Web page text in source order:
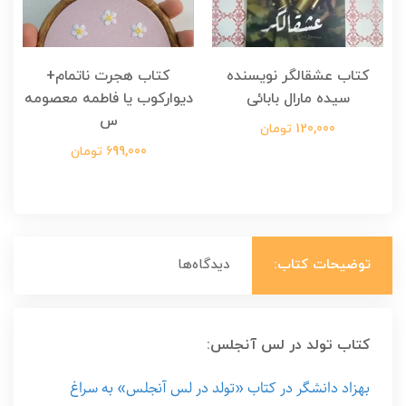
کتاب عشقالگر نویسنده
سیده مارال بابائی
120,000 تومان
کتاب هجرت ناتمام+
دیوارکوب یا فاطمه معصومه
س
699,000 تومان
توضیحات کتاب: دیدگاه‌ها
کتاب تولد در لس آنجلس:
بهزاد دانشگر در کتاب «تولد در لس آنجلس» به سراغ